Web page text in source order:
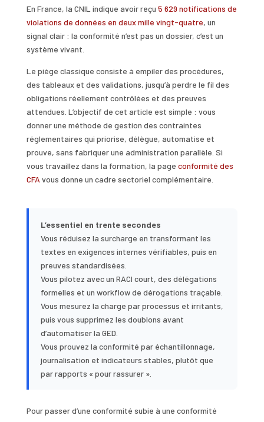
En France, la CNIL indique avoir reçu 5 629 notifications de
violations de données en deux mille vingt-quatre, un
signal clair : la conformité n’est pas un dossier, c’est un
système vivant.
Le piège classique consiste à empiler des procédures,
des tableaux et des validations, jusqu’à perdre le fil des
obligations réellement contrôlées et des preuves
attendues. L’objectif de cet article est simple : vous
donner une méthode de gestion des contraintes
réglementaires qui priorise, délègue, automatise et
prouve, sans fabriquer une administration parallèle. Si
vous travaillez dans la formation, la page conformité des
CFA vous donne un cadre sectoriel complémentaire.
L’essentiel en trente secondes
Vous réduisez la surcharge en transformant les
textes en exigences internes vérifiables, puis en
preuves standardisées.
Vous pilotez avec un RACI court, des délégations
formelles et un workflow de dérogations traçable.
Vous mesurez la charge par processus et irritants,
puis vous supprimez les doublons avant
d’automatiser la GED.
Vous prouvez la conformité par échantillonnage,
journalisation et indicateurs stables, plutôt que
par rapports « pour rassurer ».
Pour passer d’une conformité subie à une conformité